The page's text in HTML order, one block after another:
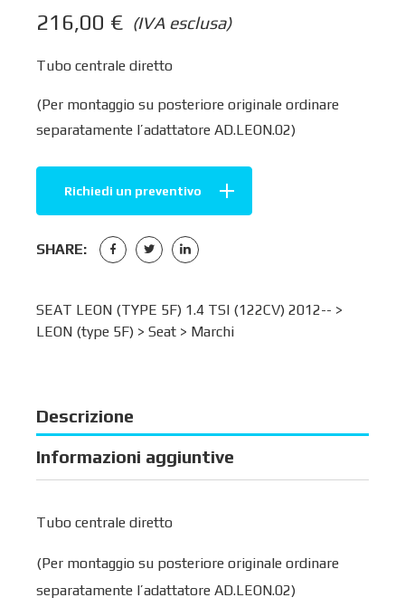
(IVA esclusa)
216,00 €
Tubo centrale diretto
(Per montaggio su posteriore originale ordinare
separatamente l’adattatore AD.LEON.02)
Richiedi un preventivo
SHARE:
SEAT LEON (TYPE 5F) 1.4 TSI (122CV) 2012-- >
LEON (type 5F) > Seat > Marchi
Descrizione
Informazioni aggiuntive
Tubo centrale diretto
(Per montaggio su posteriore originale ordinare
separatamente l’adattatore AD.LEON.02)